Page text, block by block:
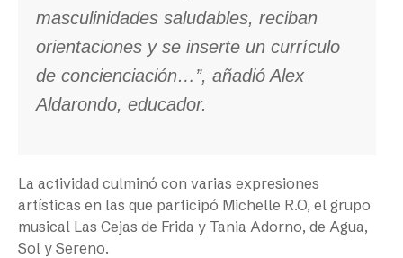
masculinidades saludables, reciban
orientaciones y se inserte un currículo
de concienciación…’’, añadió Alex
Aldarondo, educador.
La actividad culminó con varias expresiones
artísticas en las que participó Michelle R.O, el grupo
musical Las Cejas de Frida y Tania Adorno, de Agua,
Sol y Sereno.